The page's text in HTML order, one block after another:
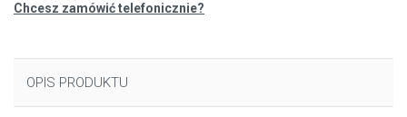
Chcesz zamówić telefonicznie?
OPIS PRODUKTU